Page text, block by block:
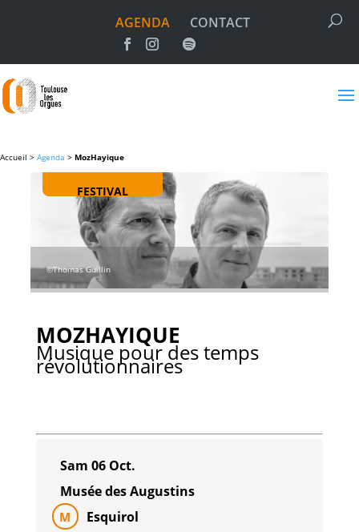
AGENDA CONTACT
Accueil > Agenda > MozHayique
FESTIVAL
©Thomas Guillin
MOZHAYIQUE
Musique pour des temps
révolutionnaires
Sam 06 Oct.
Musée des Augustins
M
Esquirol